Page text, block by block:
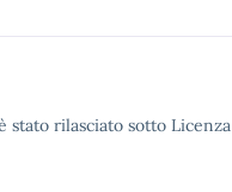
stato rilasciato sotto Licenza